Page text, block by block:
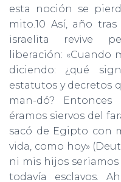
esta noción se
mito.10 Así, año
israelita revive
liberación:
diciendo: ¿qué
estatutos y decretos
man-dó?
éramos siervos del
sacó de Egipto con
vida, como hoy»
ni mis hijos
todavía esclavos.